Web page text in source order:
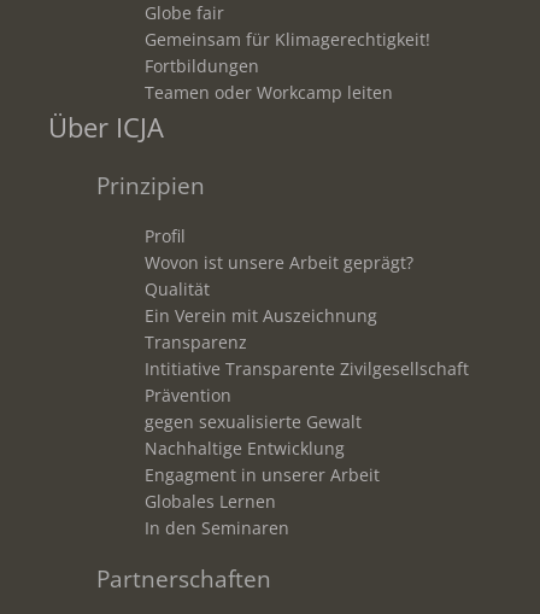
Globe fair
Gemeinsam für Klimagerechtigkeit!
Fortbildungen
Teamen oder Workcamp leiten
Über ICJA
Prinzipien
Profil
Wovon ist unsere Arbeit geprägt?
Qualität
Ein Verein mit Auszeichnung
Transparenz
Intitiative Transparente Zivilgesellschaft
Prävention
gegen sexualisierte Gewalt
Nachhaltige Entwicklung
Engagment in unserer Arbeit
Globales Lernen
In den Seminaren
Partnerschaften